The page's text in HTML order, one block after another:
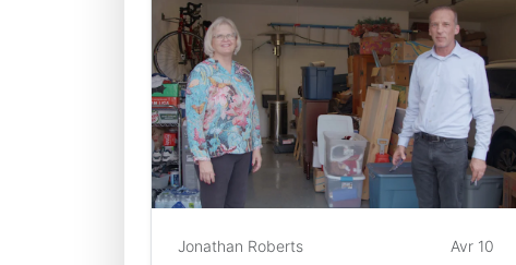
Jonathan Roberts Avr 10